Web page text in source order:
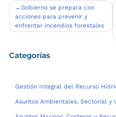
Navegación
de
entradas
Gobierno se prepara con
acciones para prevenir y
enfrentar incendios forestales
Categorías
Gestión Integral del Recurso
Asuntos Ambientales, Sectorial y